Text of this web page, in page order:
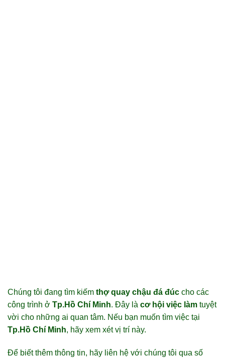
Chúng tôi đang tìm kiếm thợ quay chậu đá đúc cho các
công trình ở Tp.Hồ Chí Minh. Đây là cơ hội việc làm tuyệt
vời cho những ai quan tâm. Nếu bạn muốn tìm việc tại
Tp.Hồ Chí Minh, hãy xem xét vị trí này.
Để biết thêm thông tin, hãy liên hệ với chúng tôi qua số